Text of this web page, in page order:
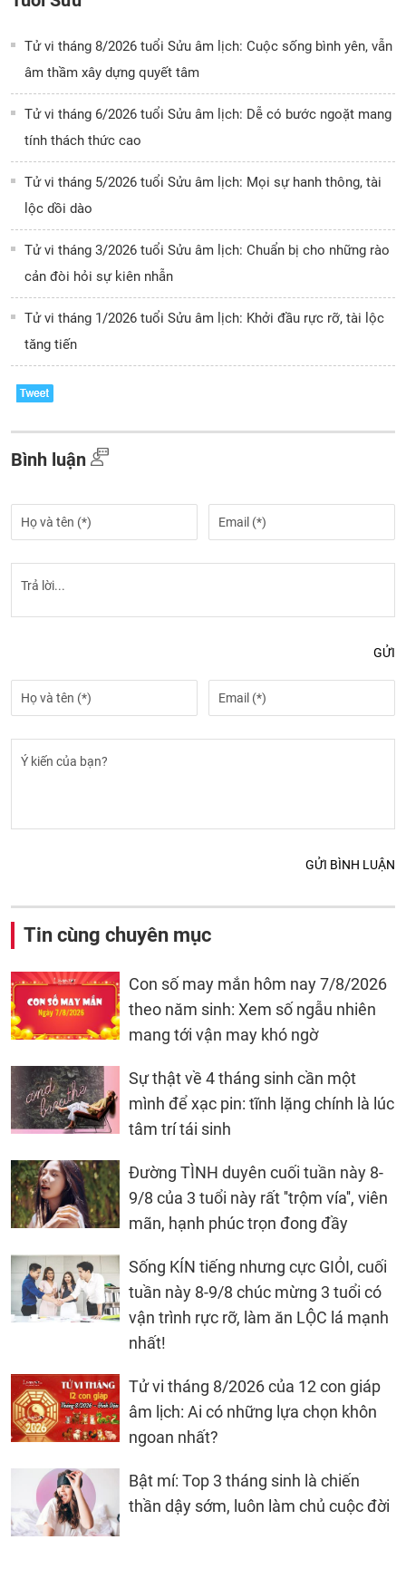
Tử vi tháng 8/2026 tuổi Sửu âm lịch: Cuộc sống bình yên, vẫn
âm thầm xây dựng quyết tâm
Tử vi tháng 6/2026 tuổi Sửu âm lịch: Dễ có bước ngoặt mang
tính thách thức cao
Tử vi tháng 5/2026 tuổi Sửu âm lịch: Mọi sự hanh thông, tài
lộc dồi dào
Tử vi tháng 3/2026 tuổi Sửu âm lịch: Chuẩn bị cho những rào
cản đòi hỏi sự kiên nhẫn
Tử vi tháng 1/2026 tuổi Sửu âm lịch: Khởi đầu rực rỡ, tài lộc
tăng tiến
Bình luận
GỬI
GỬI BÌNH LUẬN
Tin cùng chuyên mục
Con số may mắn hôm nay 7/8/2026
theo năm sinh: Xem số ngẫu nhiên
mang tới vận may khó ngờ
Sự thật về 4 tháng sinh cần một
mình để xạc pin: tĩnh lặng chính là lúc
tâm trí tái sinh
Đường TÌNH duyên cuối tuần này 8-
9/8 của 3 tuổi này rất ''trộm vía'', viên
mãn, hạnh phúc trọn đong đầy
Sống KÍN tiếng nhưng cực GIỎI, cuối
tuần này 8-9/8 chúc mừng 3 tuổi có
vận trình rực rỡ, làm ăn LỘC lá mạnh
nhất!
Tử vi tháng 8/2026 của 12 con giáp
âm lịch: Ai có những lựa chọn khôn
ngoan nhất?
Bật mí: Top 3 tháng sinh là chiến
thần dậy sớm, luôn làm chủ cuộc đời